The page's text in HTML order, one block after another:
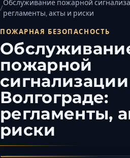
Обслуживание пожарной
регламенты, акты и риски
ПОЖАРНАЯ БЕЗОПАСНОСТЬ
пожарной
Волгограде:
регламенты,
риски